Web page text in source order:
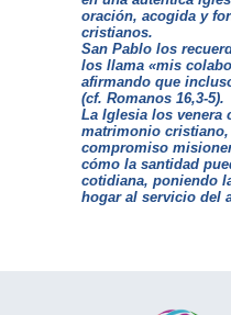
oración, acogida y
cristianos.
San Pablo los
los llama «mis
afirmando que
(cf. Romanos 16,3-5).
La Iglesia los venera
matrimonio
compromiso
cómo la santidad
cotidiana, poniendo
hogar al servicio del